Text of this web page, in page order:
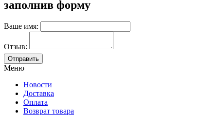
заполнив форму
Ваше имя:
Отзыв:
Меню
Новости
Доставка
Оплата
Возврат товара